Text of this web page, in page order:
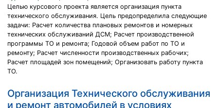
Целью курсового проекта является организация пункта
технического обслуживания. Цель предопределила следующие
задачи: Расчет количества плановых ремонтов и номерных
технических обслуживаний ДСМ; Расчет производственной
программы ТО и ремонта; Годовой объем работ по ТО и
ремонту; Расчет численности производственных рабочих;
Расчет площадей зон помещений; Организовать работу пункта
ТО.
Организация Технического обслуживания
и ремонт автомобилей в условиях